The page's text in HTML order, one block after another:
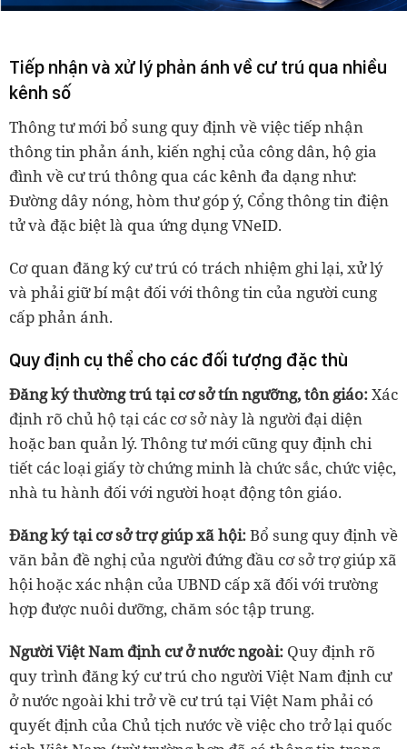
Tiếp nhận và xử lý phản ánh về cư trú qua nhiều
kênh số
Thông tư mới bổ sung quy định về việc tiếp nhận
thông tin phản ánh, kiến nghị của công dân, hộ gia
đình về cư trú thông qua các kênh đa dạng như:
Đường dây nóng, hòm thư góp ý, Cổng thông tin điện
tử và đặc biệt là qua ứng dụng VNeID.
Cơ quan đăng ký cư trú có trách nhiệm ghi lại, xử lý
và phải giữ bí mật đối với thông tin của người cung
cấp phản ánh.
Quy định cụ thể cho các đối tượng đặc thù
Đăng ký thường trú tại cơ sở tín ngưỡng, tôn giáo:Xác
định rõ chủ hộ tại các cơ sở này là người đại diện
hoặc ban quản lý. Thông tư mới cũng quy định chi
tiết các loại giấy tờ chứng minh là chức sắc, chức việc,
nhà tu hành đối với người hoạt động tôn giáo.
Đăng ký tại cơ sở trợ giúp xã hội:Bổ sung quy định về
văn bản đề nghị của người đứng đầu cơ sở trợ giúp xã
hội hoặc xác nhận của UBND cấp xã đối với trường
hợp được nuôi dưỡng, chăm sóc tập trung.
Người Việt Nam định cư ở nước ngoài: Quy định rõ
quy trình đăng ký cư trú cho người Việt Nam định cư
ở nước ngoài khi trở về cư trú tại Việt Nam phải có
quyết định của Chủ tịch nước về việc cho trở lại quốc